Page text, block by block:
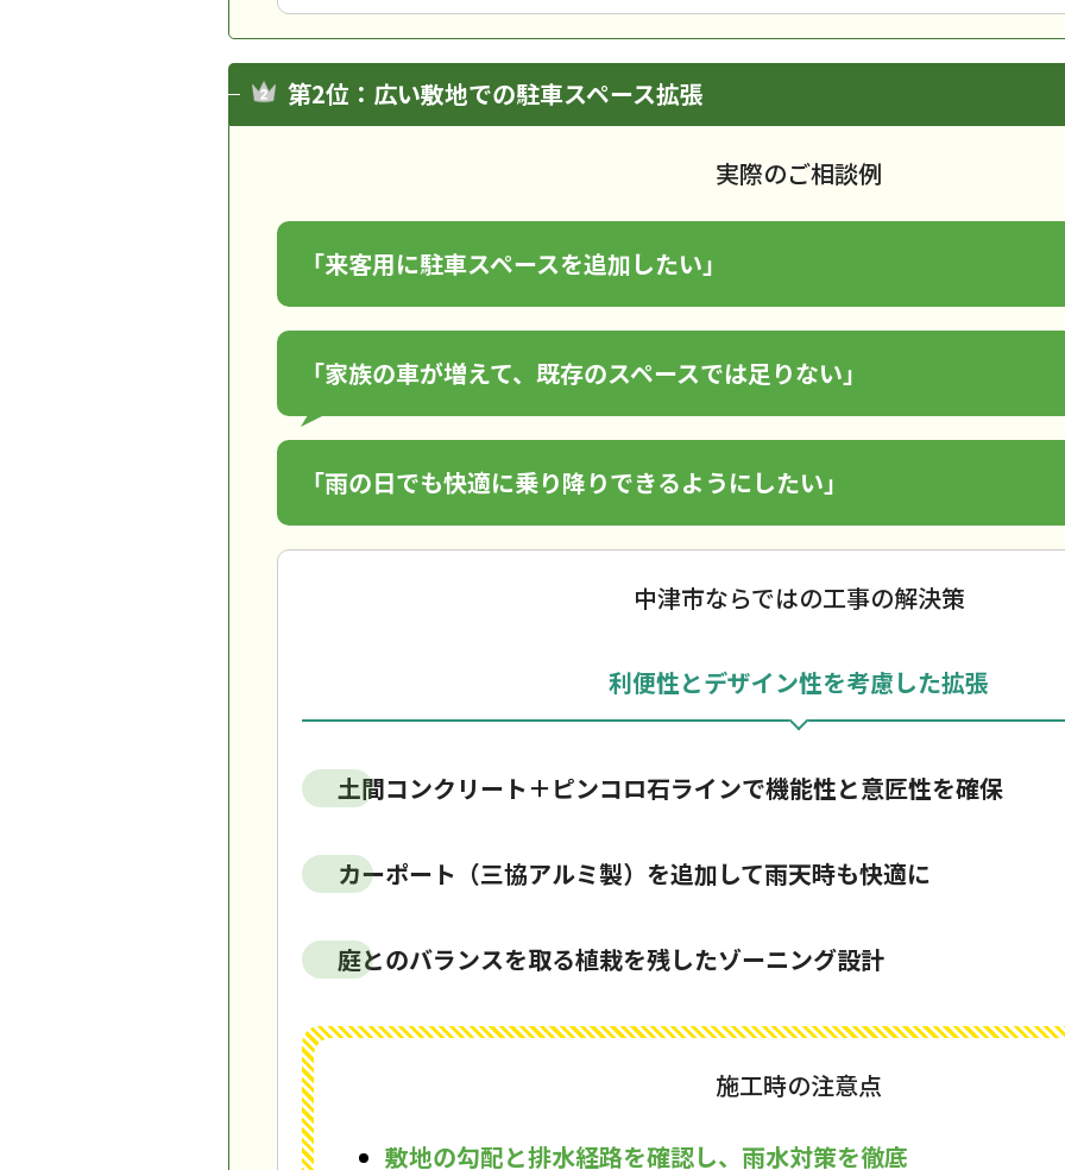
第2位：広い敷地での駐車スペース拡張
実際のご相談例
「来客用に駐車スペースを追加したい」
「家族の車が増えて、既存のスペースでは足りない」
「雨の日でも快適に乗り降りできるようにしたい」
中津市ならではの工事の解決策
利便性とデザイン性を考慮した拡張
土間コンクリート＋ピンコロ石ラインで機能性と意匠性を確保
カーポート（三協アルミ製）を追加して雨天時も快適に
庭とのバランスを取る植栽を残したゾーニング設計
施工時の注意点
敷地の勾配と排水経路を確認し、雨水対策を徹底